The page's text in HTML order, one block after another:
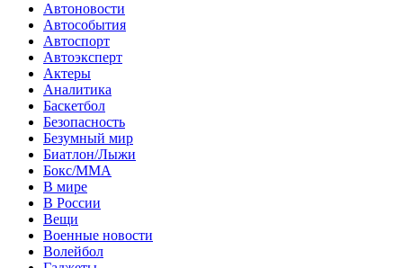
Автоновости
Автособытия
Автоспорт
Автоэксперт
Актеры
Аналитика
Баскетбол
Безопасность
Безумный мир
Биатлон/Лыжи
Бокс/MMA
В мире
В России
Вещи
Военные новости
Волейбол